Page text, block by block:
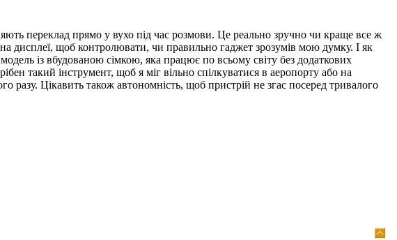
переклад прямо у вухо під час розмови. Це реально зручно чи краще все ж
дисплеї, щоб контролювати, чи правильно гаджет зрозумів мою думку. І як
із вбудованою сімкою, яка працює по всьому світу без додаткових
такий інструмент, щоб я міг вільно спілкуватися в аеропорту або на
разу. Цікавить також автономність, щоб пристрій не згас посеред тривалого